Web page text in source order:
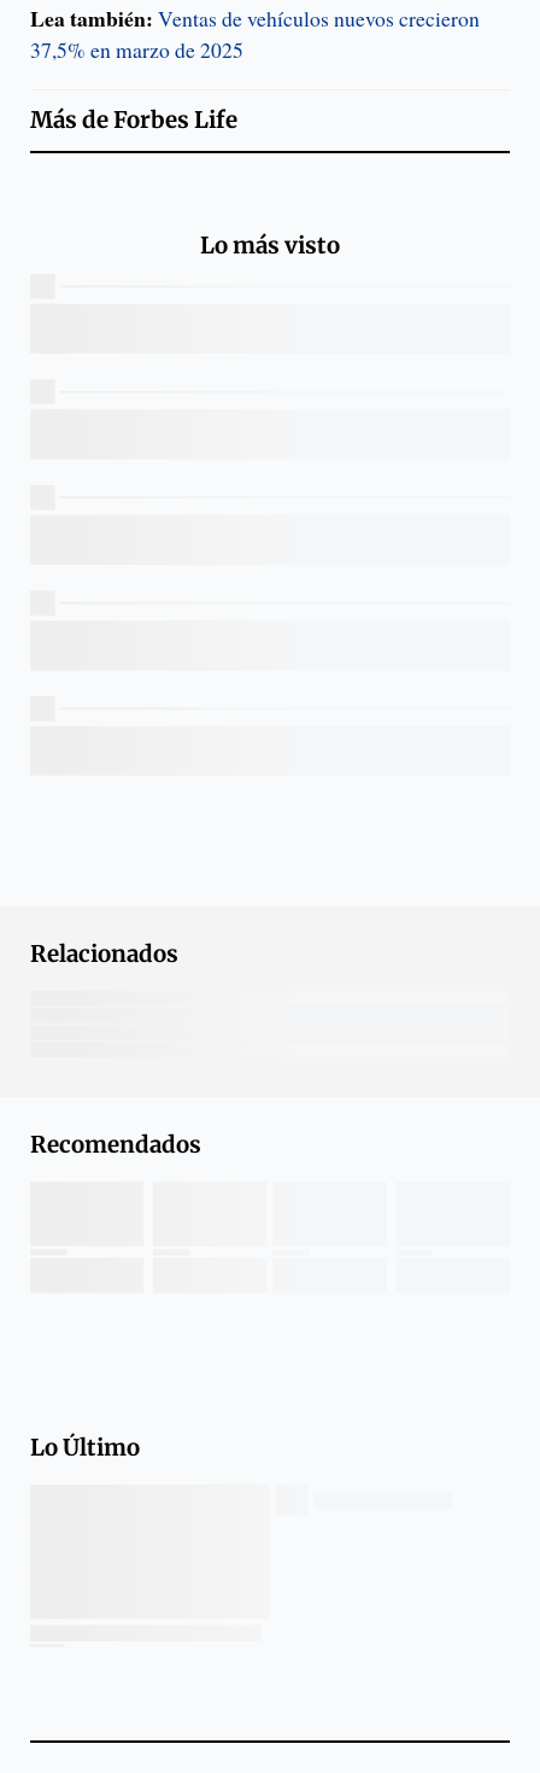
Lea también: Ventas de vehículos nuevos crecieron
37,5% en marzo de 2025
Más deForbes Life
Lo más visto
Relacionados
Recomendados
Lo Último